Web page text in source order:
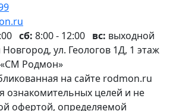
сб: 8:00 - 12:00 вс: выходной
ул. Геологов 1Д, 1 этаж
Родмон»
на сайте rodmon.ru
ознакомительных целей и не
офертой, определяемой